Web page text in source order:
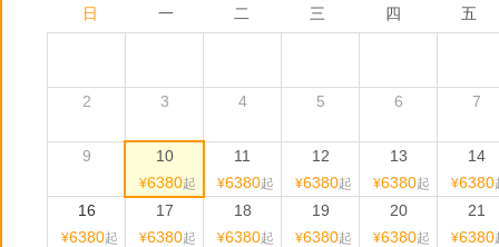
日 一 二 三 四 五
2 3 4 5 6 7
9 10
¥6380起
11
¥6380起
12
¥6380起
13
¥6380起
14
¥6380
16
¥6380起
17
¥6380起
18
¥6380起
19
¥6380起
20
¥6380起
21
¥6380